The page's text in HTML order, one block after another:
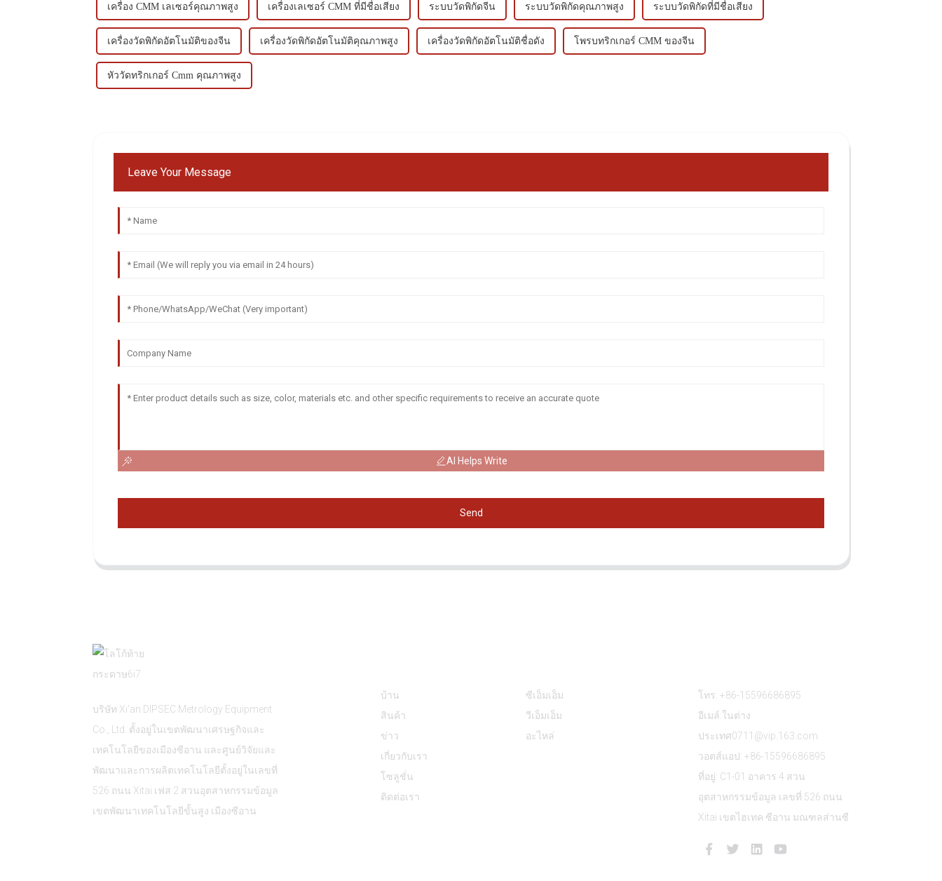
เครื่อง CMM เลเซอร์คุณภาพสูง เครื่องเลเซอร์ CMM ที่มีชื่อเสียง ระบบวัดพิกัดจีน ระบบวัดพิกัดคุณภาพสูง ระบบวัดพิกัดที่มีชื่อเสียง
เครื่องวัดพิกัดอัตโนมัติของจีน เครื่องวัดพิกัดอัตโนมัติคุณภาพสูง เครื่องวัดพิกัดอัตโนมัติชื่อดัง โพรบทริกเกอร์ CMM ของจีน
หัววัดทริกเกอร์ Cmm คุณภาพสูง
Leave Your Message
AI Helps Write
Send
บริษัท Xi'an DIPSEC Metrology Equipment
Co., Ltd. ตั้งอยู่ในเขตพัฒนาเศรษฐกิจและ
เทคโนโลยีของเมืองซีอาน และศูนย์วิจัยและ
พัฒนาและการผลิตเทคโนโลยีตั้งอยู่ในเลขที่
526 ถนน Xitai เฟส 2 สวนอุตสาหกรรมข้อมูล
เขตพัฒนาเทคโนโลยีขั้นสูง เมืองซีอาน
บ้าน
สินค้า
ข่าว
เกี่ยวกับเรา
โซลูชั่น
ติดต่อเรา
ซีเอ็มเอ็ม
วีเอ็มเอ็ม
อะไหล่
โทร: +86-15596686895
อีเมล์:ในต่าง
ประเทศ0711@vip.163.com
วอตส์แอป: +86-15596686895
ที่อยู่: C1-01 อาคาร 4 สวน
อุตสาหกรรมข้อมูล เลขที่ 526 ถนน
Xitai เขตไฮเทค ซีอาน มณฑลส่านซี